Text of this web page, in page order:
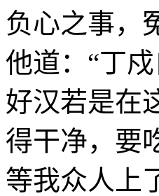
负心之事，
他道：“丁
好汉若是在
得干净，要
等我众人上